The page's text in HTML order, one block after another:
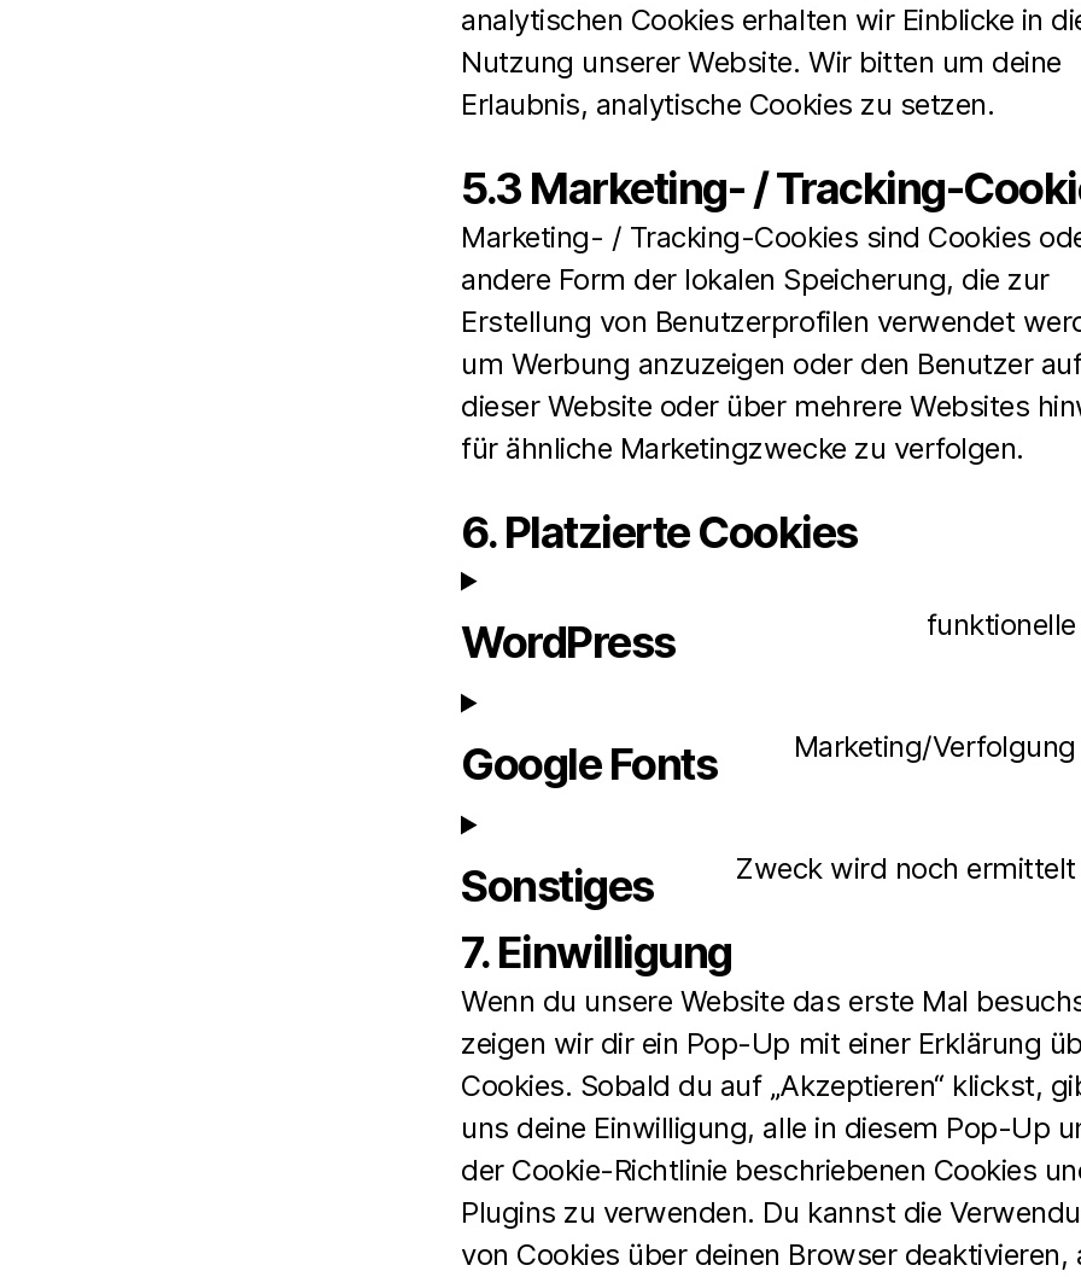
analytischen Cookies erhalten wir Einblicke in
Nutzung unserer Website. Wir bitten um deine
Erlaubnis, analytische Cookies zu setzen.
5.3 Marketing- / Tracking-
Marketing- / Tracking-Cookies sind Cookies
andere Form der lokalen Speicherung, die zur
Erstellung von Benutzerprofilen verwendet
um Werbung anzuzeigen oder den Benutzer
dieser Website oder über mehrere Websites
für ähnliche Marketingzwecke zu verfolgen.
6. Platzierte Cookies
WordPress funktionelle
Google Fonts Marketing/Verfolgung
Sonstiges Zweck wird noch ermittelt
7. Einwilligung
Wenn du unsere Website das erste Mal
zeigen wir dir ein Pop-Up mit einer Erklärung
Cookies. Sobald du auf „Akzeptieren“ klickst,
uns deine Einwilligung, alle in diesem Pop-Up
der Cookie-Richtlinie beschriebenen Cookies
Plugins zu verwenden. Du kannst die
von Cookies über deinen Browser deaktivieren,